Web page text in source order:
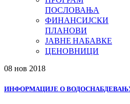
ПОСЛОВАЊА
ФИНАНСИЈСКИ
ПЛАНОВИ
ЈАВНЕ НАБАВКЕ
ЦЕНОВНИЦИ
08 нов 2018
ИНФОРМАЦИЈЕ О ВОДОСНАБДЕВАЊУ